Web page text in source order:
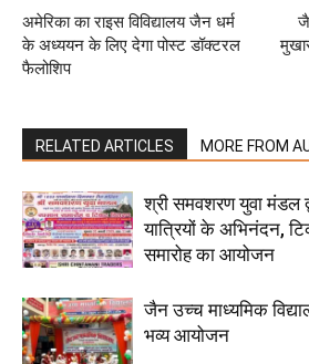
अमेरिका का राइस विविद्यालय जैन धर्म
के अध्ययन के लिए देगा पोस्ट डॉक्टरल
फैलोशिप
RELATED ARTICLES MORE FROM
श्री समवशरण युवा मंडल
यात्रियों के अभिनंदन,
समारोह का आयोजन
जैन उच्च माध्यमिक
भव्य आयोजन